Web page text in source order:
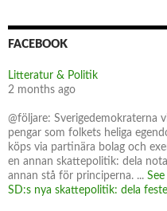
FACEBOOK
Litteratur & Politik
2 months ago
@följare: Sverigedemokraterna
pengar som folkets heliga
köps via partinära bolag och
en annan skattepolitik: dela
annan stå för principerna. ...
SD:s nya skattepolitik: dela